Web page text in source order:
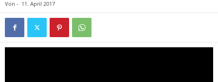
Von - 11. April 2017